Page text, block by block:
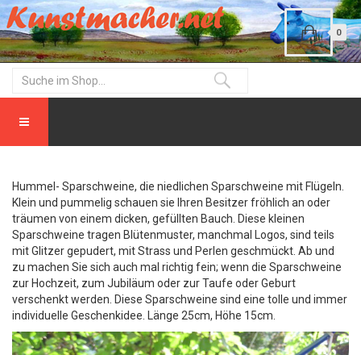
0
Hummel- Sparschweine, die niedlichen Sparschweine mit Flügeln.
Klein und pummelig schauen sie Ihren Besitzer fröhlich an oder
träumen von einem dicken, gefüllten Bauch. Diese kleinen
Sparschweine tragen Blütenmuster, manchmal Logos, sind teils
mit Glitzer gepudert, mit Strass und Perlen geschmückt. Ab und
zu machen Sie sich auch mal richtig fein; wenn die Sparschweine
zur Hochzeit, zum Jubiläum oder zur Taufe oder Geburt
verschenkt werden. Diese Sparschweine sind eine tolle und immer
individuelle Geschenkidee. Länge 25cm, Höhe 15cm.